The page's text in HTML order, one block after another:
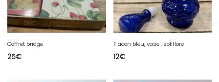
Coffret bridge
25€
Flacon bleu, vase , soliflore
12€